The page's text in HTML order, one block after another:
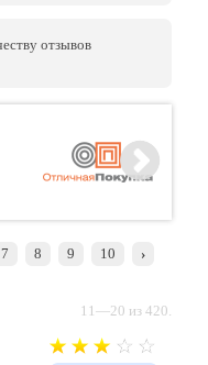
отзывов
7 8 9 10
›
11—20 из 420.